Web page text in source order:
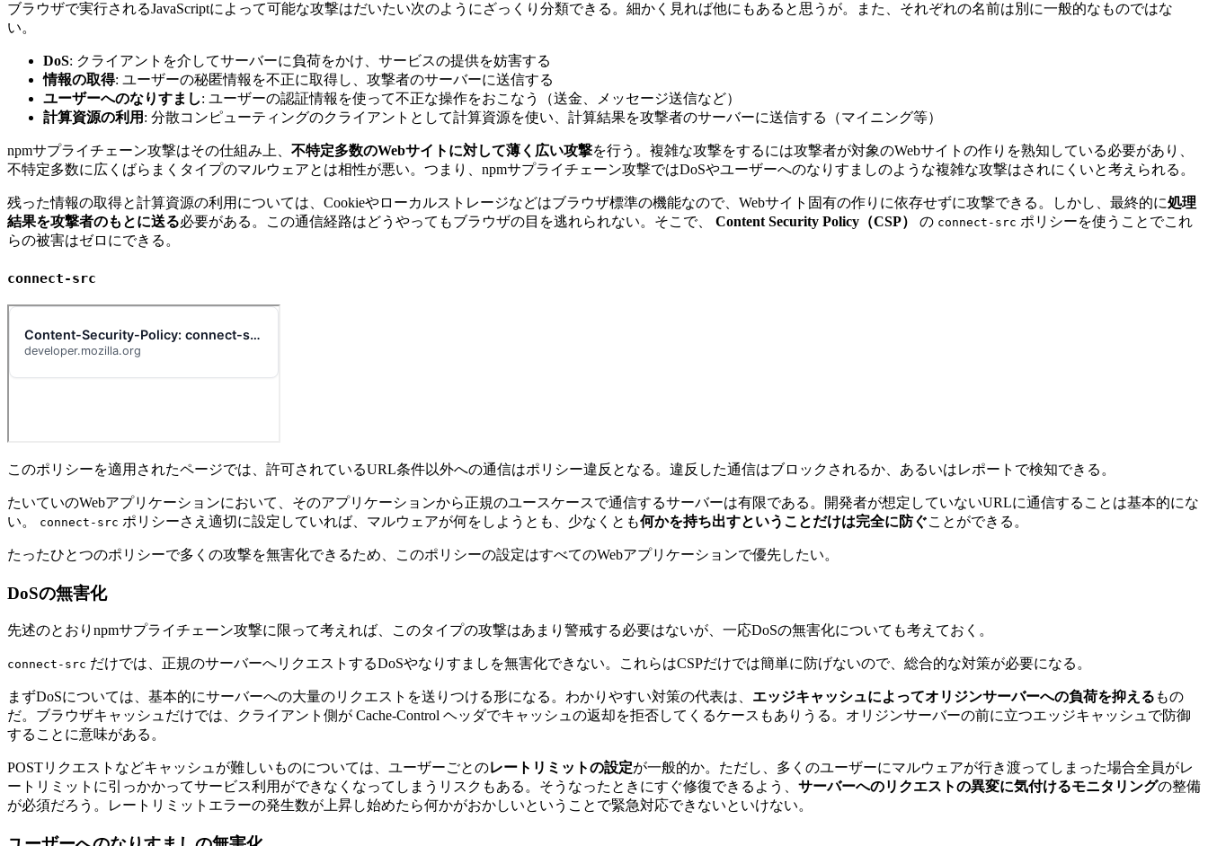
ブラウザで実行されるJavaScriptによって可能な攻撃はだいたい次のようにざっくり分類できる。細かく見れば他にもあると思うが。また、それぞれの名前は別に一般的なものではな
い。
DoS: クライアントを介してサーバーに負荷をかけ、サービスの提供を妨害する
情報の取得: ユーザーの秘匿情報を不正に取得し、攻撃者のサーバーに送信する
ユーザーへのなりすまし: ユーザーの認証情報を使って不正な操作をおこなう（送金、メッセージ送信など）
計算資源の利用 : 分散コンピューティングのクライアントとして計算資源を使い、計算結果を攻撃者のサーバーに送信する（マイニング等）
npmサプライチェーン攻撃はその仕組み上、 不特定多数のWebサイトに対して薄く広い攻撃を行う。複雑な攻撃をするには攻撃者が対象のWebサイトの作りを熟知している必要があり、
不特定多数に広くばらまくタイプのマルウェアとは相性が悪い。つまり、npmサプライチェーン攻撃ではDoSやユーザーへのなりすましのような複雑な攻撃はされにくいと考えられる。
残った情報の取得と計算資源の利用については、Cookieやローカルストレージなどはブラウザ標準の機能なので、Webサイト固有の作りに依存せずに攻撃できる。しかし、最終的に処理
結果を攻撃者のもとに送る必要がある。この通信経路はどうやってもブラウザの目を逃れられない。そこで、 Content Security Policy（CSP） の connect-src ポリシーを使うことでこれ
らの被害はゼロにできる。
connect-src
このポリシーを適用されたページでは、許可されているURL条件以外への通信はポリシー違反となる。違反した通信はブロックされるか、あるいはレポートで検知できる。
たいていのWebアプリケーションにおいて、そのアプリケーションから正規のユースケースで通信するサーバーは有限である。開発者が想定していないURLに通信することは基本的にな
い。
connect-src ポリシーさえ適切に設定していれば、マルウェアが何をしようとも、少なくとも何かを持ち出すということだけは完全に防ぐことができる。
たったひとつのポリシーで多くの攻撃を無害化できるため、このポリシーの設定はすべてのWebアプリケーションで優先したい。
DoSの無害化
先述のとおりnpmサプライチェーン攻撃に限って考えれば、このタイプの攻撃はあまり警戒する必要はないが、一応DoSの無害化についても考えておく。
connect-src だけでは、正規のサーバーへリクエストするDoSやなりすましを無害化できない。これらはCSPだけでは簡単に防げないので、総合的な対策が必要になる。
まずDoSについては、基本的にサーバーへの大量のリクエストを送りつける形になる。わかりやすい対策の代表は、 エッジキャッシュによってオリジンサーバーへの負荷を抑える もの
だ。ブラウザキャッシュだけでは、クライアント側が Cache-Control ヘッダでキャッシュの返却を拒否してくるケースもありうる。オリジンサーバーの前に立つエッジキャッシュで防御
することに意味がある。
POSTリクエストなどキャッシュが難しいものについては、ユーザーごとのレートリミットの設定が一般的か。ただし、多くのユーザーにマルウェアが行き渡ってしまった場合全員がレ
ートリミットに引っかかってサービス利用ができなくなってしまうリスクもある。そうなったときにすぐ修復できるよう、 サーバーへのリクエストの異変に気付けるモニタリングの整備
が必須だろう。レートリミットエラーの発生数が上昇し始めたら何かがおかしいということで緊急対応できないといけない。